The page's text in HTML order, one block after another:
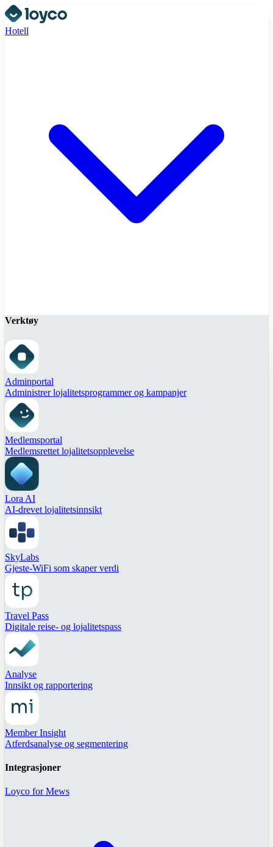
Hotell
Verktøy
Adminportal
Administrer lojalitetsprogrammer og kampanjer
Medlemsportal
Medlemsrettet lojalitetsopplevelse
Lora AI
AI-drevet lojalitetsinnsikt
SkyLabs
Gjeste-WiFi som skaper verdi
Travel Pass
Digitale reise- og lojalitetspass
Analyse
Innsikt og rapportering
Member Insight
Atferdsanalyse og segmentering
Integrasjoner
Loyco for Mews